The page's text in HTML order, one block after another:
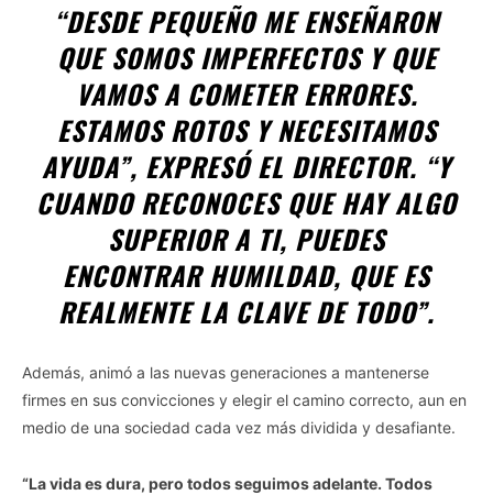
“DESDE PEQUEÑO ME ENSEÑARON
QUE SOMOS IMPERFECTOS Y QUE
VAMOS A COMETER ERRORES.
ESTAMOS ROTOS Y NECESITAMOS
AYUDA”, EXPRESÓ EL DIRECTOR. “Y
CUANDO RECONOCES QUE HAY ALGO
SUPERIOR A TI, PUEDES
ENCONTRAR HUMILDAD, QUE ES
REALMENTE LA CLAVE DE TODO”.
Además, animó a las nuevas generaciones a mantenerse
firmes en sus convicciones y elegir el camino correcto, aun en
medio de una sociedad cada vez más dividida y desafiante.
“La vida es dura, pero todos seguimos adelante. Todos